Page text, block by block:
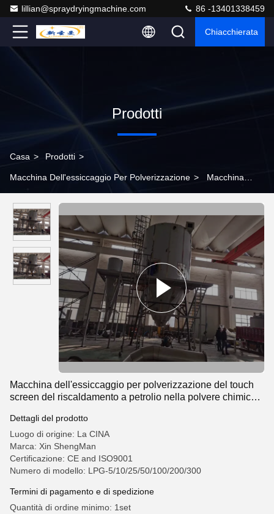
lillian@spraydryingmachine.com 86 -13401338459
Chiacchierata
Prodotti
Casa > Prodotti >
Macchina Dell'essiccaggio Per Polverizzazione > Macchina
riscaldamento a petrolio nella polvere chimica farmaceutica
dell'alimento
Macchina dell'essiccaggio per polverizzazione del touch
screen del riscaldamento a petrolio nella polvere chimica
Dettagli del prodotto
Luogo di origine: La CINA
Marca: Xin ShengMan
Certificazione: CE and ISO9001
Numero di modello: LPG-5/10/25/50/100/200/300
Termini di pagamento e di spedizione
Quantità di ordine minimo: 1set